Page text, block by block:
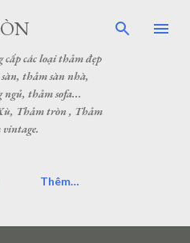
cấp các loại thảm đẹp
thảm sàn nhà,
thảm sofa...
Thảm tròn , Thảm
Thêm…